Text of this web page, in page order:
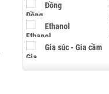
Đồng
Ethanol
Gia súc - Gia cầm